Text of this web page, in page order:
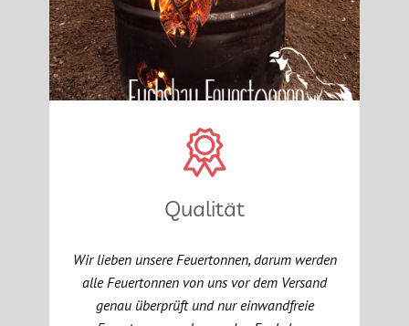
Qualität
Wir lieben unsere Feuertonnen, darum werden
alle Feuertonnen von uns vor dem Versand
genau überprüft und nur einwandfreie